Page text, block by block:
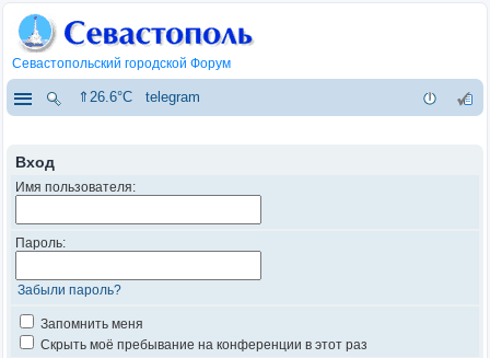
Севастопольский городской Форум
⇑26.6°C telegram
Вход
Имя пользователя:
Пароль:
Забыли пароль?
Запомнить меня
Скрыть моё пребывание на конференции в этот раз